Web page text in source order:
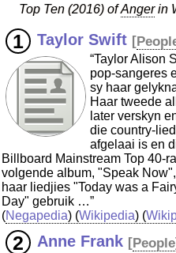
Top Ten (2016) ofAngerin
Taylor Swift [
“Taylor Alison
pop-sangeres
sy haar
Haar tweede
later verskyn
die country-
afgelaai is en
Billboard Mainstream Top 40-
volgende album, "Speak
haar liedjies "Today was a
Day" gebruik …”
(Negapedia) (Wikipedia) (
Anne Frank [People